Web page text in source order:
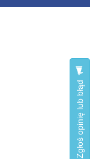
Zgłoś opinię lub błąd